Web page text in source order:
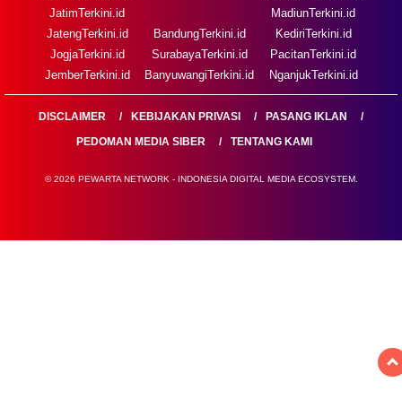
JatimTerkini.id
JatengTerkini.id
JogjaTerkini.id
JemberTerkini.id
BandungTerkini.id
SurabayaTerkini.id
BanyuwangiTerkini.id
MadiunTerkini.id
KediriTerkini.id
PacitanTerkini.id
NganjukTerkini.id
DISCLAIMER KEBIJAKAN PRIVASI
PASANG IKLAN
PEDOMAN MEDIA SIBER
TENTANG KAMI
© 2026 PEWARTA NETWORK - INDONESIA DIGITAL MEDIA ECOSYSTEM.